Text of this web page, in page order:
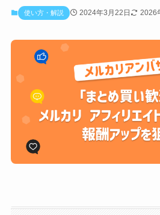
使い方・解説 2024年3月22日 2026